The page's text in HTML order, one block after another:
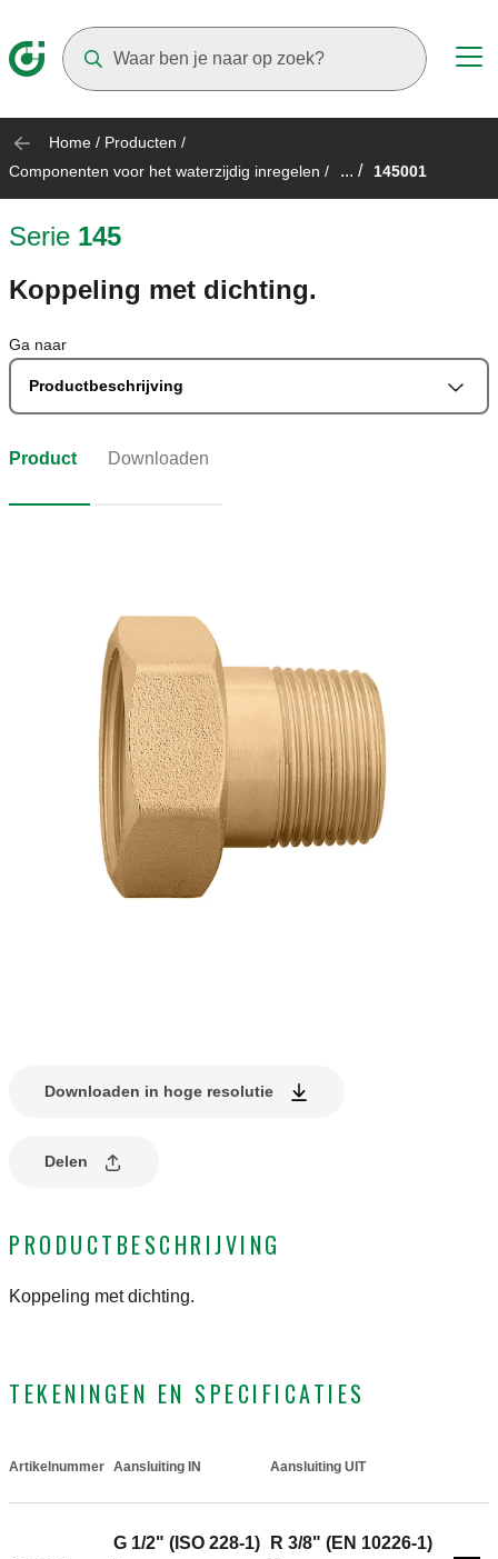
Home / Producten /
Componenten voor het waterzijdig inregelen / ... / 145001
Serie 145
Koppeling met dichting.
Ga naar
Productbeschrijving
Product Downloaden
Downloaden in hoge resolutie
Delen
PRODUCTBESCHRIJVING
Koppeling met dichting.
TEKENINGEN EN SPECIFICATIES
Artikelnummer Aansluiting IN Aansluiting UIT
G 1/2" (ISO 228-1)
R 3/8" (EN 10226-1)